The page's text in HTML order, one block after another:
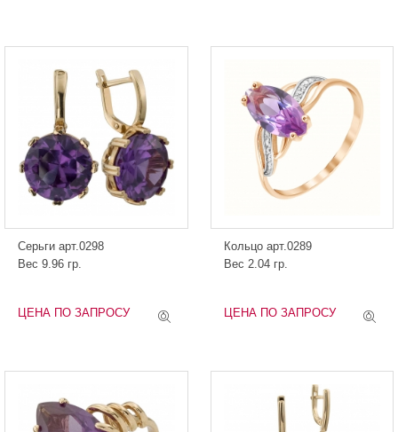
Серьги арт.0298
Вес 9.96 гр.
ЦЕНА ПО ЗАПРОСУ
Кольцо арт.0289
Вес 2.04 гр.
ЦЕНА ПО ЗАПРОСУ